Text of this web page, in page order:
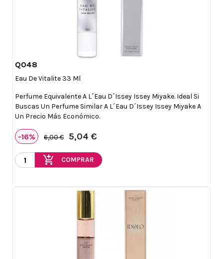
Q048
Eau De Vitalite 33 Ml
Perfume Equivalente A L´eau D´Issey Issey Miyake. Ideal Si
Buscas Un Perfume Similar A L´eau D´Issey Issey Miyake A
Un Precio Más Económico.
-16% 6,00 € 5,04 €
add_shopping_cart COMPRAR